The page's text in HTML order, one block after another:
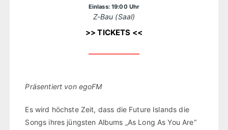
Einlass: 19:00 Uhr
Z-Bau (Saal)
>> TICKETS <<
Präsentiert von egoFM
Es wird höchste Zeit, dass die Future Islands die
Songs ihres jüngsten Albums „As Long As You Are“